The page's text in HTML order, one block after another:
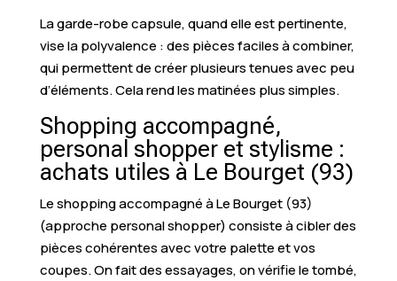
La garde-robe capsule, quand elle est pertinente,
vise la polyvalence : des pièces faciles à combiner,
qui permettent de créer plusieurs tenues avec peu
d’éléments. Cela rend les matinées plus simples.
Shopping accompagné,
personal shopper et stylisme :
achats utiles à Le Bourget (93)
Le shopping accompagné à Le Bourget (93)
(approche personal shopper) consiste à cibler des
pièces cohérentes avec votre palette et vos
coupes. On fait des essayages, on vérifie le tombé,